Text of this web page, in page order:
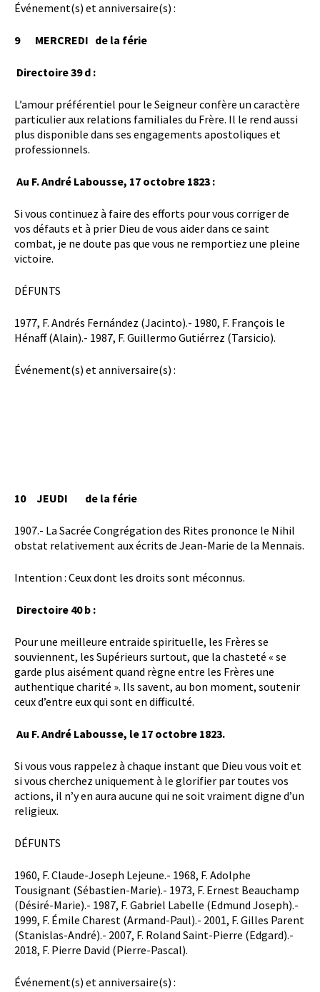
Événement(s) et anniversaire(s) :
9 MERCREDI de la férie
Directoire 39 d :
L’amour préférentiel pour le Seigneur confère un caractère
particulier aux relations familiales du Frère. Il le rend aussi
plus disponible dans ses engagements apostoliques et
professionnels.
Au F. André Labousse, 17 octobre 1823 :
Si vous continuez à faire des efforts pour vous corriger de
vos défauts et à prier Dieu de vous aider dans ce saint
combat, je ne doute pas que vous ne remportiez une pleine
victoire.
DÉFUNTS
1977, F. Andrés Fernández (Jacinto).- 1980, F. François le
Hénaff (Alain).- 1987, F. Guillermo Gutiérrez (Tarsicio).
Événement(s) et anniversaire(s) :
10 JEUDI de la férie
1907.- La Sacrée Congrégation des Rites prononce le Nihil
obstat relativement aux écrits de Jean-Marie de la Mennais.
Intention : Ceux dont les droits sont méconnus.
Directoire 40 b :
Pour une meilleure entraide spirituelle, les Frères se
souviennent, les Supérieurs surtout, que la chasteté « se
garde plus aisément quand règne entre les Frères une
authentique charité ». Ils savent, au bon moment, soutenir
ceux d’entre eux qui sont en difficulté.
Au F. André Labousse, le 17 octobre 1823.
Si vous vous rappelez à chaque instant que Dieu vous voit et
si vous cherchez uniquement à le glorifier par toutes vos
actions, il n’y en aura aucune qui ne soit vraiment digne d’un
religieux.
DÉFUNTS
1960, F. Claude-Joseph Lejeune.- 1968, F. Adolphe
Tousignant (Sébastien-Marie).- 1973, F. Ernest Beauchamp
(Désiré-Marie).- 1987, F. Gabriel Labelle (Edmund Joseph).-
1999, F. Émile Charest (Armand-Paul).- 2001, F. Gilles Parent
(Stanislas-André).- 2007, F. Roland Saint-Pierre (Edgard).-
2018, F. Pierre David (Pierre-Pascal).
Événement(s) et anniversaire(s) :